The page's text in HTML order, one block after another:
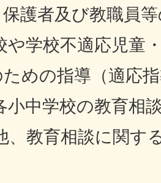
護者及び教職員
や学校不適応児童
めの指導（適応
小中学校の教育相
、教育相談に関す